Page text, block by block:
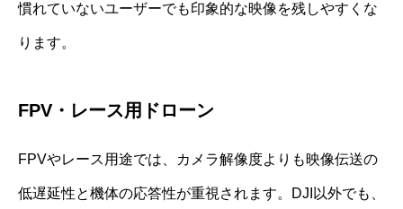
慣れていないユーザーでも印象的な映像を残しやすくな
ります。
FPV・レース用ドローン
FPVやレース用途では、カメラ解像度よりも映像伝送の
低遅延性と機体の応答性が重視されます。DJI以外でも、